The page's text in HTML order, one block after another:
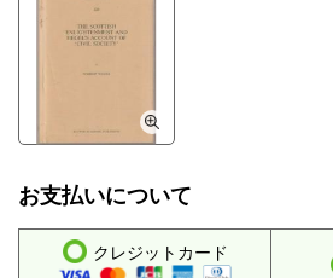
お支払いについて
クレジットカード